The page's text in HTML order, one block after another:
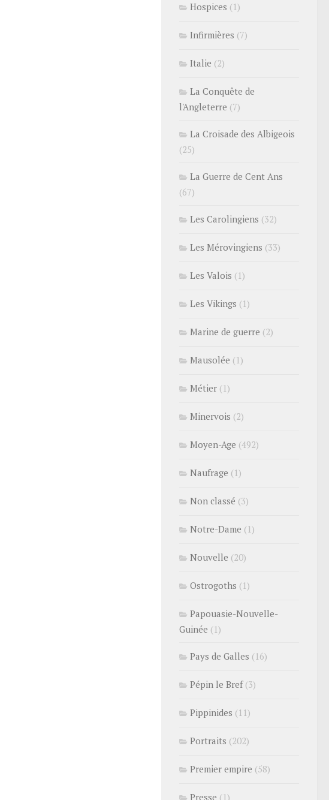
Hospices (1)
Infirmières (7)
Italie (2)
La Conquête de
l'Angleterre (7)
La Croisade des Albigeois
(25)
La Guerre de Cent Ans
(67)
Les Carolingiens (32)
Les Mérovingiens (33)
Les Valois (1)
Les Vikings (1)
Marine de guerre (2)
Mausolée (1)
Métier (1)
Minervois (2)
Moyen-Age (492)
Naufrage (1)
Non classé (3)
Notre-Dame (1)
Nouvelle (20)
Ostrogoths (1)
Papouasie-Nouvelle-
Guinée (1)
Pays de Galles (16)
Pépin le Bref(3)
Pippinides (11)
Portraits (202)
Premier empire (58)
Presse (1)